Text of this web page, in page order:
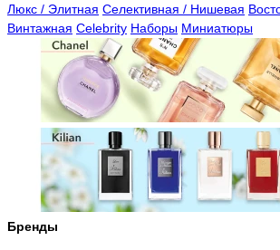
Люкс / Элитная Селективная / Нишевая
Винтажная Celebrity Наборы Миниатюры
Бренды